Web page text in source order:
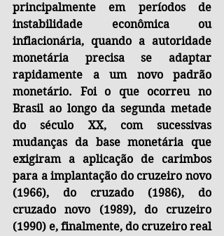
principalmente em períodos de
instabilidade econômica ou
inflacionária, quando a autoridade
monetária precisa se adaptar
rapidamente a um novo padrão
monetário. Foi o que ocorreu no
Brasil ao longo da segunda metade
do século XX, com sucessivas
mudanças da base monetária que
exigiram a aplicação de carimbos
para a implantação do cruzeiro novo
(1966), do cruzado (1986), do
cruzado novo (1989), do cruzeiro
(1990) e, finalmente, do cruzeiro real